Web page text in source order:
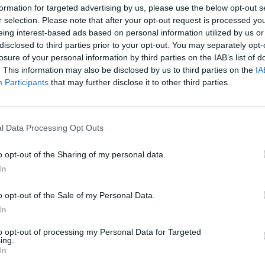
for targeted advertising by us, please use the below opt-out
selection. Please note that after your opt-out request is processed
interest-based ads based on personal information utilized by us
to third parties prior to your opt-out. You may separately
of your personal information by third parties on the IAB’s list of
This information may also be disclosed by us to third parties on the
Participants that may further disclose it to other third parties.
Data Processing Opt Outs
opt-out of the Sharing of my personal data.
opt-out of the Sale of my Personal Data.
opt-out of processing my Personal Data for Targeted
Csapadékösszeg Szitálás Cumulus
előrejelzés